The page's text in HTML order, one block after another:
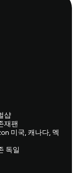
샵
재팬
미국, 캐나다, 멕
독일